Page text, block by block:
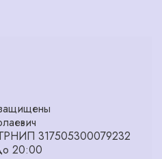
317505300079232
20:00